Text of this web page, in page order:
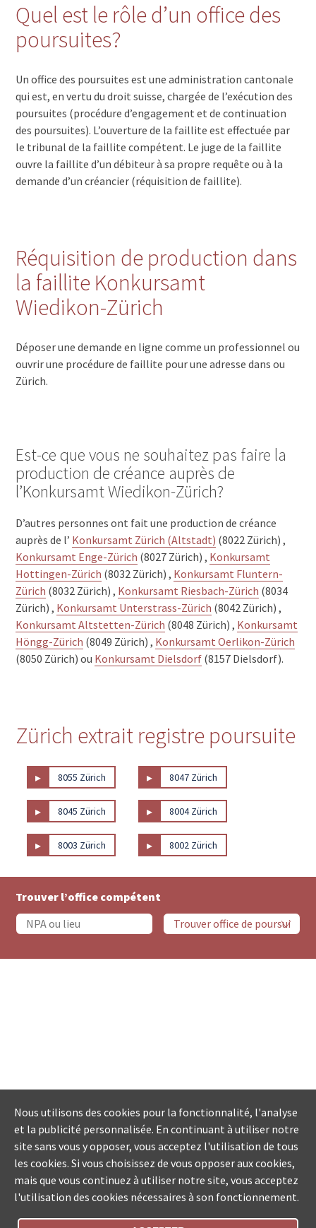
Quel est le rôle d’un office des
poursuites?
Un office des poursuites est une administration cantonale
qui est, en vertu du droit suisse, chargée de l’exécution des
poursuites (procédure d’engagement et de continuation
des poursuites). L’ouverture de la faillite est effectuée par
le tribunal de la faillite compétent. Le juge de la faillite
ouvre la faillite d’un débiteur à sa propre requête ou à la
demande d’un créancier (réquisition de faillite).
Réquisition de production dans
la faillite Konkursamt
Wiedikon-Zürich
Déposer une demande en ligne comme un professionnel ou
ouvrir une procédure de faillite pour une adresse dans ou
Zürich.
Est-ce que vous ne souhaitez pas faire la
production de créance auprès de
l’Konkursamt Wiedikon-Zürich?
D’autres personnes ont fait une production de créance
auprès de l’ Konkursamt Zürich (Altstadt) (8022 Zürich) ,
Konkursamt Enge-Zürich (8027 Zürich) , Konkursamt
Hottingen-Zürich (8032 Zürich) , Konkursamt Fluntern-
Zürich (8032 Zürich) , Konkursamt Riesbach-Zürich (8034
Zürich) , Konkursamt Unterstrass-Zürich (8042 Zürich) ,
Konkursamt Altstetten-Zürich (8048 Zürich) , Konkursamt
Höngg-Zürich (8049 Zürich) , Konkursamt Oerlikon-Zürich
(8050 Zürich) ou Konkursamt Dielsdorf (8157 Dielsdorf).
Zürich extrait registre poursuite
▸ 8055 Zürich ▸ 8047 Zürich
▸ 8045 Zürich ▸ 8004 Zürich
▸ 8003 Zürich ▸ 8002 Zürich
Trouver l’office compétent
Nous utilisons des cookies pour la fonctionnalité, l'analyse
et la publicité personnalisée. En continuant à utiliser notre
site sans vous y opposer, vous acceptez l'utilisation de tous
les cookies. Si vous choisissez de vous opposer aux cookies,
mais que vous continuez à utiliser notre site, vous acceptez
l'utilisation des cookies nécessaires à son fonctionnement.